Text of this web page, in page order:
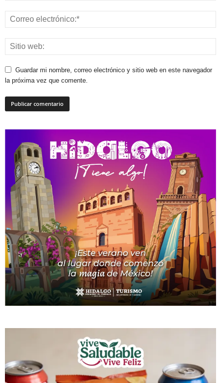
Guardar mi nombre, correo electrónico y sitio web en este navegador
la próxima vez que comente.